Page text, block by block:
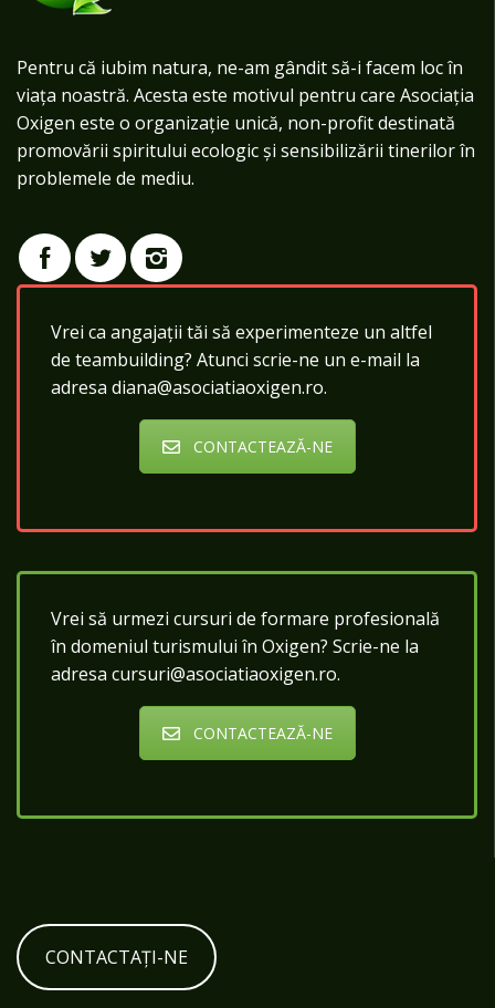
Pentru că iubim natura, ne-am gândit să-i facem loc în
viața noastră. Acesta este motivul pentru care Asociația
Oxigen este o organizație unică, non-profit destinată
promovării spiritului ecologic și sensibilizării tinerilor în
problemele de mediu.
Vrei ca angajații tăi să experimenteze un altfel
de teambuilding? Atunci scrie-ne un e-mail la
adresa diana@asociatiaoxigen.ro.
CONTACTEAZĂ-NE
Vrei să urmezi cursuri de formare profesională
în domeniul turismului în Oxigen? Scrie-ne la
adresa cursuri@asociatiaoxigen.ro.
CONTACTEAZĂ-NE
CONTACTAȚI-NE